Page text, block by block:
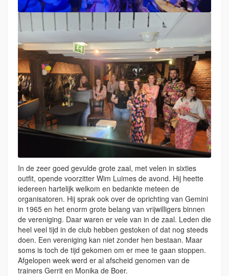
In de zeer goed gevulde grote zaal, met velen in sixties
outfit, opende voorzitter Wim Luimes de avond. Hij heette
iedereen hartelijk welkom en bedankte meteen de
organisatoren. Hij sprak ook over de oprichting van Gemini
in 1965 en het enorm grote belang van vrijwilligers binnen
de vereniging. Daar waren er vele van in de zaal. Leden die
heel veel tijd in de club hebben gestoken of dat nog steeds
doen. Een vereniging kan niet zonder hen bestaan. Maar
soms is toch de tijd gekomen om er mee te gaan stoppen.
Afgelopen week werd er al afscheid genomen van de
trainers Gerrit en Monika de Boer.